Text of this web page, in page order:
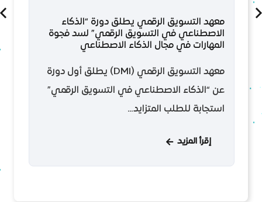
معهد التسويق الرقمي يطلق دورة “الذكاء
الاصطناعي في التسويق الرقمي” لسد فجوة
المهارات في مجال الذكاء الاصطناعي
معهد التسويق الرقمي (DMI) يطلق أول دورة
عن “الذكاء الاصطناعي في التسويق الرقمي”
استجابة للطلب المتزايد…
إقرأ المزيد